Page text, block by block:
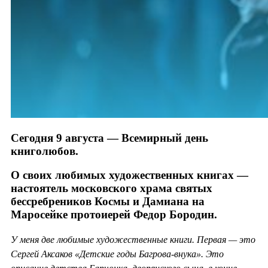
Сегодня 9 августа — Всемирный день
книголюбов.
О своих любимых художественных книгах —
настоятель московского храма святых
бессребреников Космы и Дамиана на
Маросейке протоиерей Федор Бородин.
У меня две любимые художественные книги. Первая — это
Сергей Аксаков «Детские годы Багрова-внука». Это